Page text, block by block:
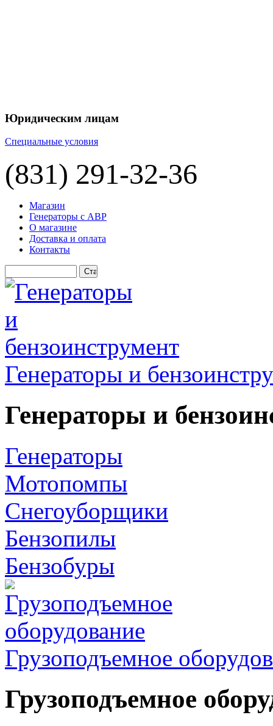
Юридическим лицам
Специальные условия
(831) 291-32-36
Магазин
Генераторы с АВР
О магазине
Доставка и оплата
Контакты
Генераторы и
Генераторы и
Генераторы
Мотопомпы
Снегоуборщики
Бензопилы
Бензобуры
Грузоподъемное
Грузоподъемное